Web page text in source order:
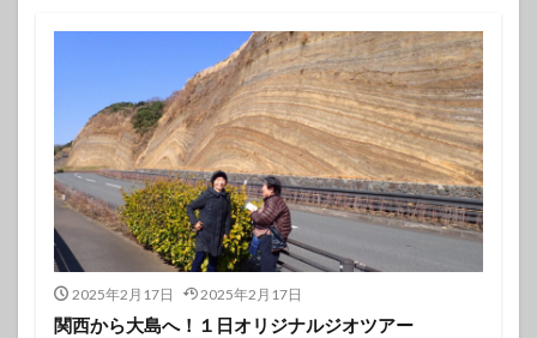
2025年2月17日 2025年2月17日
関西から大島へ！１日オリジナルジオツアー